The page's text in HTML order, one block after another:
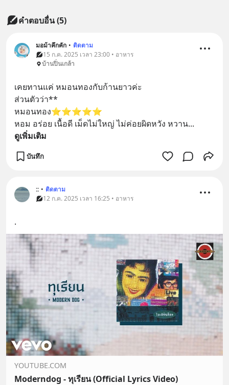
คำตอบอื่น(5)
มอม้าคึกคัก • ติดตาม
15 ก.ค. 2025 เวลา 23:00 • อาหาร
บ้านปิ่นเกล้า
เคยทานแค่ หมอนทองกับก้านยาวค่ะ
ส่วนตัวว่า**
หมอนทอง⭐️⭐️⭐️⭐️⭐️
หอม อร่อย เนื้อดี เม็ดไม่ใหญ่ ไม่ค่อยผิดหวัง หวาน...
ดูเพิ่มเติม
บันทึก
:: • ติดตาม
12 ก.ค. 2025 เวลา 16:25 • อาหาร
.
YOUTUBE.COM
Moderndog - ทุเรียน (Official Lyrics Video)